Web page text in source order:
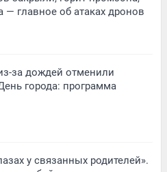
главное об атаках дронов
за дождей отменили
города: программа
у связанных родителей».